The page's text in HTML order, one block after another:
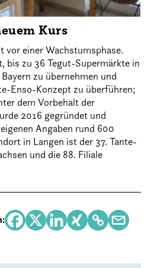
Kurs
vor einer Wachstumsphase.
bis zu 36 Tegut-Supermärkte in
zu übernehmen und
Enso-Konzept zu überführen;
dem Vorbehalt der
2016 gegründet und
Angaben rund 600
in Langen ist der 37. Tante-
und die 88. Filiale